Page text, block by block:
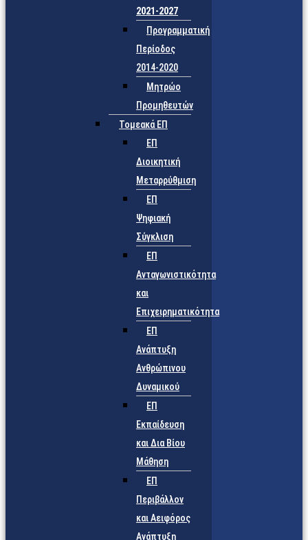
2021-2027
Προγραμματική
Περίοδος
2014-2020
Μητρώο
Προμηθευτών
Τομεακά ΕΠ
ΕΠ
Διοικητική
Μεταρρύθμιση
ΕΠ
Ψηφιακή
Σύγκλιση
ΕΠ
Ανταγωνιστικότητα
και
Επιχειρηματικότητα
ΕΠ
Ανάπτυξη
Ανθρώπινου
Δυναμικού
ΕΠ
Εκπαίδευση
και Δια Βίου
Μάθηση
ΕΠ
Περιβάλλον
και Αειφόρος
Ανάπτυξη